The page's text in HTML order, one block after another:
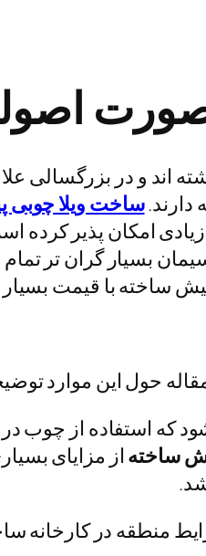
صورت
اند و در
دارند.ساخت ویلا چوبی
امکان پذیر
بسیار گران تر
ساخته با قیمت
حول این موارد
که استفاده از چوب
ساخته از مزایای
منطقه در کارخانه